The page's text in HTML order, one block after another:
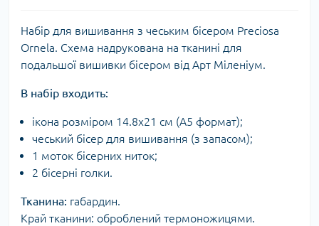
Набір для вишивання з чеським бісером Preciosa
Ornela. Схема надрукована на тканині для
подальшої вишивки бісером від Арт Міленіум.
В набір входить:
ікона розміром 14.8х21 см (А5 формат);
чеський бісер для вишивання (з запасом);
1 моток бісерних ниток;
2 бісерні голки.
Тканина: габардин.
Край тканини: оброблений термоножицями.